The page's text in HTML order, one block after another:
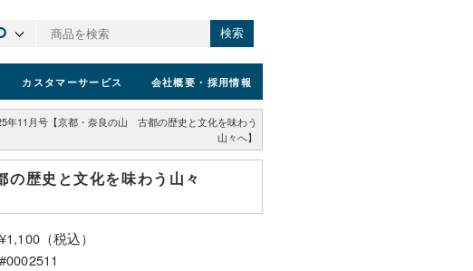
検索
カスタマーサービス 会社概要 ・採用情報
年11月号【京都・奈良の山 古都の歴史と文化を味わう
山々へ】
歴史と文化を味わう山々
¥1,100（税込）
#0002511